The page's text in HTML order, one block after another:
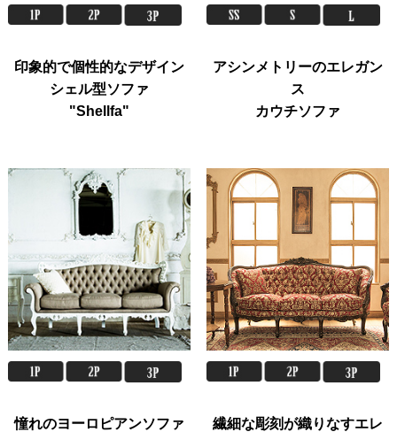
印象的で個性的なデザイン
シェル型ソファ
"Shellfa"
アシンメトリーのエレガン
ス
カウチソファ
憧れのヨーロピアンソファ
繊細な彫刻が織りなすエレ